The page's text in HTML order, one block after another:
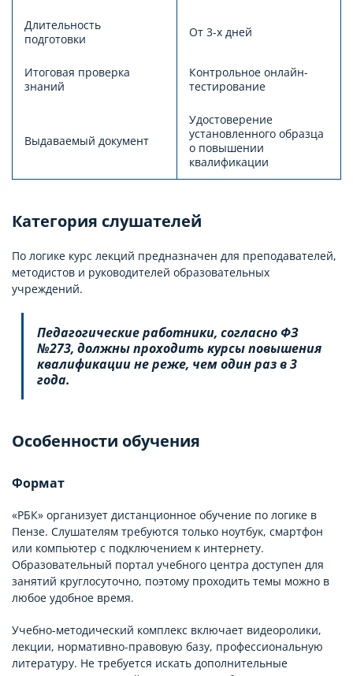
Длительность
подготовки
От 3-х дней
Итоговая проверка
знаний
Контрольное онлайн-
тестирование
Выдаваемый документ
Удостоверение
установленного образца
о повышении
квалификации
Категория слушателей
По логике курс лекций предназначен для преподавателей,
методистов и руководителей образовательных
учреждений.
Педагогические работники, согласно ФЗ
№273, должны проходить курсы повышения
квалификации не реже, чем один раз в 3
года.
Особенности обучения
Формат
«РБК» организует дистанционное обучение по логике в
Пензе. Слушателям требуются только ноутбук, смартфон
или компьютер с подключением к интернету.
Образовательный портал учебного центра доступен для
занятий круглосуточно, поэтому проходить темы можно в
любое удобное время.
Учебно-методический комплекс включает видеоролики,
лекции, нормативно-правовую базу, профессиональную
литературу. Не требуется искать дополнительные